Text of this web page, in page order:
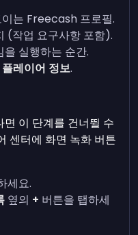
는 Freecash 프로필.
(작업 요구사항 포함).
실행하는 순간.
레이어 정보.
이 단계를 건너뛸 수
센터에 화면 녹화 버튼
세요.
옆의 + 버튼을 탭하세